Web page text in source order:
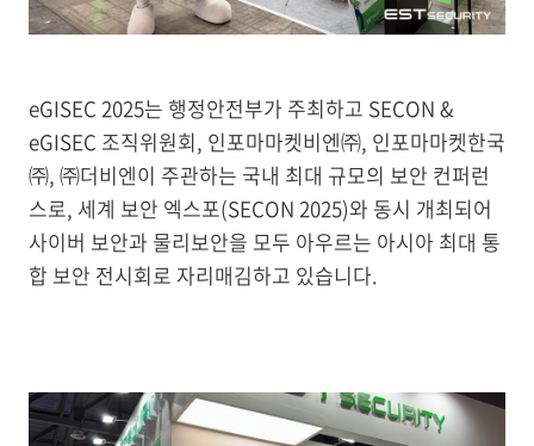
eGISEC 2025는 행정안전부가 주최하고 SECON &
eGISEC 조직위원회, 인포마마켓비엔㈜, 인포마마켓한국
㈜, ㈜더비엔이 주관하는 국내 최대 규모의 보안 컨퍼런
스로, 세계 보안 엑스포(SECON 2025)와 동시 개최되어
사이버 보안과 물리보안을 모두 아우르는 아시아 최대 통
합 보안 전시회로 자리매김하고 있습니다.